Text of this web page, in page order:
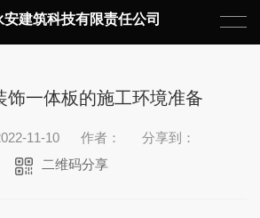
安建筑科技有限责任公司
饰一体板的施工环境准备
11-10 作者：
分享到：
二维码分享